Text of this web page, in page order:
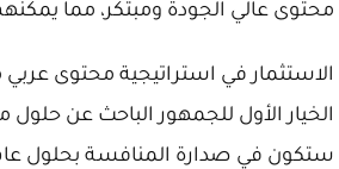
محتوى عالي الجودة ومبتكر، مما
الاستثمار في استراتيجية محتوى
الخيار الأول للجمهور الباحث عن